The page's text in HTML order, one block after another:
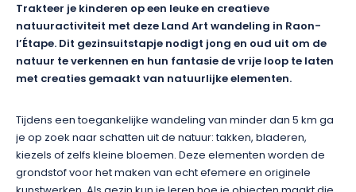
Trakteer je kinderen op een leuke en creatieve
natuuractiviteit met deze Land Art wandeling in Raon-
l’Étape. Dit gezinsuitstapje nodigt jong en oud uit om de
natuur te verkennen en hun fantasie de vrije loop te laten
met creaties gemaakt van natuurlijke elementen.
Tijdens een toegankelijke wandeling van minder dan 5 km ga
je op zoek naar schatten uit de natuur: takken, bladeren,
kiezels of zelfs kleine bloemen. Deze elementen worden de
grondstof voor het maken van echt efemere en originele